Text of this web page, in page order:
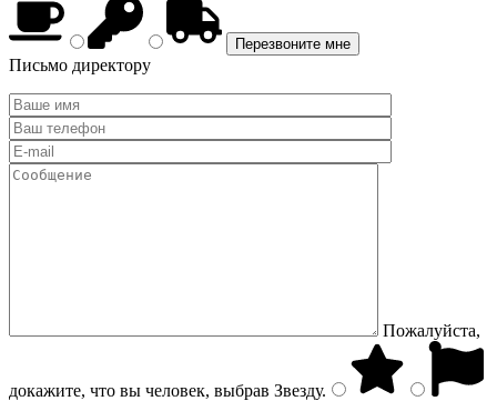
Письмо директору
Пожалуйста,
докажите, что вы человек, выбрав Звезду.